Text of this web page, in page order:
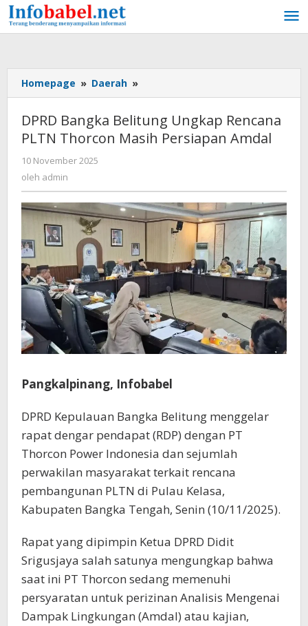
Lewati
ke
konten
Homepage » Daerah »
Bangka
Ungkap
Rencana
Amdal
DPRD Bangka Belitung Ungkap Rencana
PLTN Thorcon Masih Persiapan Amdal
10 November 2025
oleh admin
Pangkalpinang, Infobabel
DPRD Kepulauan Bangka Belitung menggelar
rapat dengar pendapat (RDP) dengan PT
Thorcon Power Indonesia dan sejumlah
perwakilan masyarakat terkait rencana
pembangunan PLTN di Pulau Kelasa,
Kabupaten Bangka Tengah, Senin (10/11/2025).
Rapat yang dipimpin Ketua DPRD Didit
Srigusjaya salah satunya mengungkap bahwa
saat ini PT Thorcon sedang memenuhi
persyaratan untuk perizinan Analisis Mengenai
Dampak Lingkungan (Amdal) atau kajian,